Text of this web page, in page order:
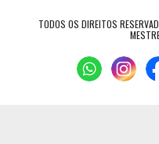
TODOS OS DIREITOS